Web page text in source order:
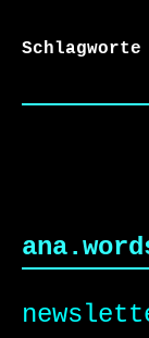
Schlagworte